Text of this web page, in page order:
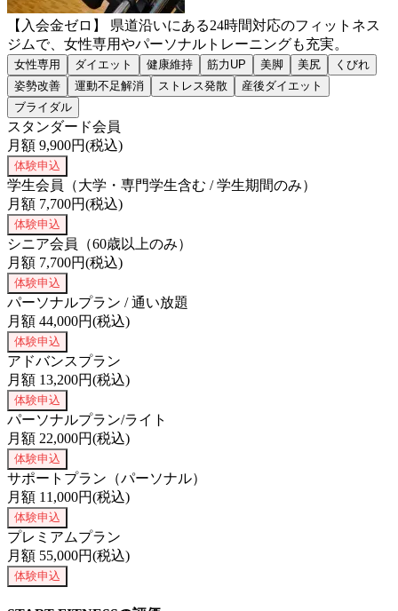
【入会金ゼロ】 県道沿いにある24時間対応のフィットネス
ジムで、女性専用やパーソナルトレーニングも充実。
女性専用 ダイエット 健康維持 筋力UP 美脚 美尻
くびれ
姿勢改善
運動不足解消 ストレス発散
産後ダイエット
ブライダル
スタンダード会員
月額 9,900円(税込)
体験申込
学生会員（大学・専門学生含む / 学生期間のみ）
月額 7,700円(税込)
体験申込
シニア会員（60歳以上のみ）
月額 7,700円(税込)
体験申込
パーソナルプラン / 通い放題
月額 44,000円(税込)
体験申込
アドバンスプラン
月額 13,200円(税込)
体験申込
パーソナルプラン/ライト
月額 22,000円(税込)
体験申込
サポートプラン（パーソナル）
月額 11,000円(税込)
体験申込
プレミアムプラン
月額 55,000円(税込)
体験申込